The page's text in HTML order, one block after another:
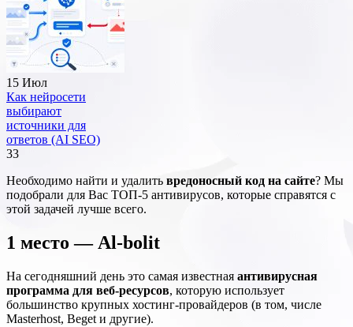
15 Июл
Как нейросети
выбирают
источники для
ответов (AI SEO)
33
Необходимо найти и удалить вредоносный код на сайте? Мы
подобрали для Вас ТОП-5 антивирусов, которые справятся с
этой задачей лучше всего.
1 место — Al-bolit
На сегодняшний день это самая известная антивирусная
программа для веб-ресурсов, которую использует
большинство крупных хостинг-провайдеров (в том, числе
Masterhost, Beget и другие).